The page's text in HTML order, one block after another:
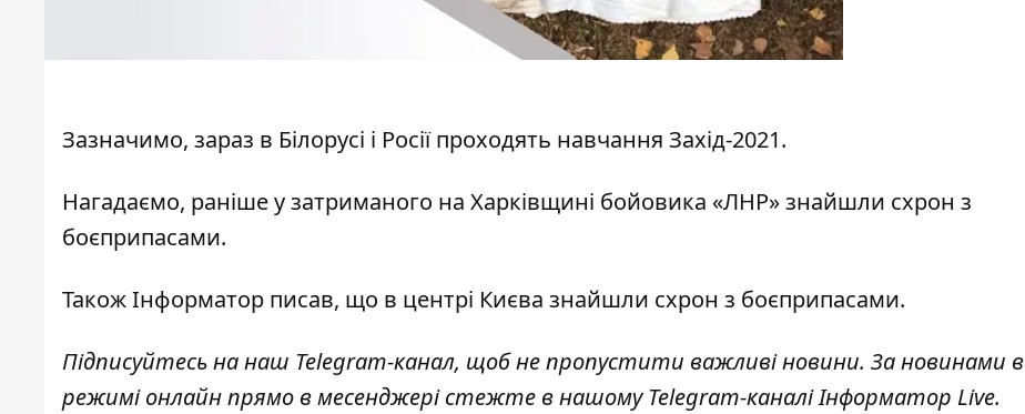
Зазначимо, зараз в Білорусі і Росії проходять навчання Захід-2021.
Нагадаємо, раніше у затриманого на Харківщині бойовика «ЛНР» знайшли схрон з
боєприпасами.
Також Інформатор писав, що в центрі Києва знайшли схрон з боєприпасами.
Підписуйтесь на наш Telegram-канал, щоб не пропустити важливі новини. За новинами в
режимі онлайн прямо в месенджері стежте в нашому Telegram-каналіІнформатор Live.